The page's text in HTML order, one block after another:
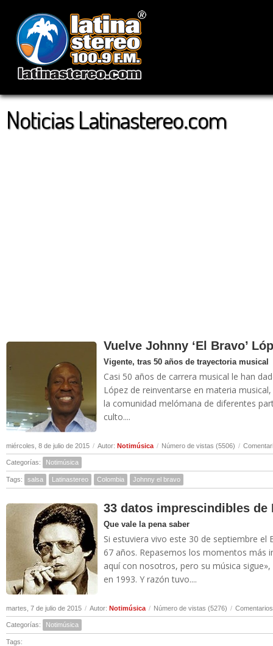
Noticias Latinastereo.com
Vuelve Johnny ‘El Bravo’
Vigente, tras 50 años de trayectoria musical
Casi 50 años de carrera musical le han
López de reinventarse en materia
la comunidad melómana de diferentes
culto....
miércoles, 8 de julio de 2015 / Autor: Notimúsica / Número de vistas (5506) /
Categorías: Notimúsica
Tags: salsa Latinastereo Colombia Johnny el bravo
33 datos imprescindibles de
Que vale la pena saber
Si estuviera vivo este 30 de septiembre el
67 años. Repasemos los momentos más
aquí con nosotros, pero su música
en 1993. Y razón tuvo....
martes, 7 de julio de 2015 / Autor: Notimúsica / Número de vistas (5276) /
Categorías: Notimúsica
Tags: